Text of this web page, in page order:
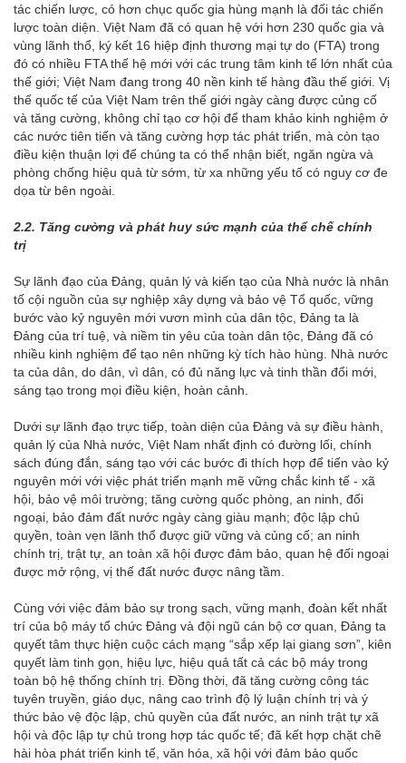
tác chiến lược, có hơn chục quốc gia hùng mạnh là đối tác chiến
lược toàn diện. Việt Nam đã có quan hệ với hơn 230 quốc gia và
vùng lãnh thổ, ký kết 16 hiệp định thương mại tự do (FTA) trong
đó có nhiều FTA thế hệ mới với các trung tâm kinh tế lớn nhất của
thế giới; Việt Nam đang trong 40 nền kinh tế hàng đầu thế giới. Vị
thế quốc tế của Việt Nam trên thế giới ngày càng được củng cố
và tăng cường, không chỉ tạo cơ hội để tham khảo kinh nghiệm ở
các nước tiên tiến và tăng cường hợp tác phát triển, mà còn tạo
điều kiện thuận lợi để chúng ta có thể nhận biết, ngăn ngừa và
phòng chống hiệu quả từ sớm, từ xa những yếu tố có nguy cơ đe
dọa từ bên ngoài.
2.2. Tăng cường và phát huy sức mạnh của thể chế chính
trị
Sự lãnh đạo của Đảng, quản lý và kiến tạo của Nhà nước là nhân
tố cội nguồn của sự nghiệp xây dựng và bảo vệ Tổ quốc, vững
bước vào kỷ nguyên mới vươn mình của dân tộc, Đảng ta là
Đảng của trí tuệ, và niềm tin yêu của toàn dân tộc, Đảng đã có
nhiều kinh nghiệm để tạo nên những kỳ tích hào hùng. Nhà nước
ta của dân, do dân, vì dân, có đủ năng lực và tinh thần đổi mới,
sáng tạo trong mọi điều kiện, hoàn cảnh.
Dưới sự lãnh đạo trực tiếp, toàn diện của Đảng và sự điều hành,
quản lý của Nhà nước, Việt Nam nhất định có đường lối, chính
sách đúng đắn, sáng tạo với các bước đi thích hợp để tiến vào kỷ
nguyên mới với việc phát triển mạnh mẽ vững chắc kinh tế - xã
hội, bảo vệ môi trường; tăng cường quốc phòng, an ninh, đối
ngoại, bảo đảm đất nước ngày càng giàu mạnh; độc lập chủ
quyền, toàn vẹn lãnh thổ được giữ vững và củng cố; an ninh
chính trị, trật tự, an toàn xã hội được đảm bảo, quan hệ đối ngoại
được mở rộng, vị thế đất nước được nâng tầm.
Cùng với việc đảm bảo sự trong sạch, vững mạnh, đoàn kết nhất
trí của bộ máy tổ chức Đảng và đội ngũ cán bộ cơ quan, Đảng ta
quyết tâm thực hiện cuộc cách mạng “sắp xếp lại giang sơn”, kiên
quyết làm tinh gọn, hiệu lực, hiệu quả tất cả các bộ máy trong
toàn bộ hệ thống chính trị. Đồng thời, đã tăng cường công tác
tuyên truyền, giáo dục, nâng cao trình độ lý luận chính trị và ý
thức bảo vệ độc lập, chủ quyền của đất nước, an ninh trật tự xã
hội và độc lập tự chủ trong hợp tác quốc tế; đã kết hợp chặt chẽ
hài hòa phát triển kinh tế, văn hóa, xã hội với đảm bảo quốc